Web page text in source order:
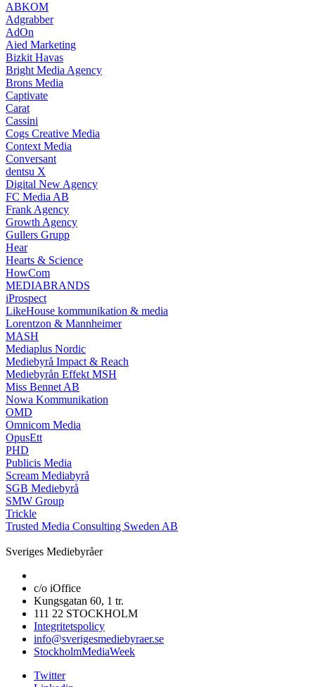
ABKOM
Adgrabber
AdOn
Aied Marketing
Bizkit Havas
Bright Media Agency
Brons Media
Captivate
Carat
Cassini
Cogs Creative Media
Context Media
Conversant
dentsu X
Digital New Agency
FC Media AB
Frank Agency
Growth Agency
Gullers Grupp
Hear
Hearts & Science
HowCom
MEDIABRANDS
iProspect
LikeHouse kommunikation & media
Lorentzon & Mannheimer
MASH
Mediaplus Nordic
Mediebyrå Impact & Reach
Mediebyrån Effekt MSH
Miss Bennet AB
Nowa Kommunikation
OMD
Omnicom Media
OpusEtt
PHD
Publicis Media
Scream Mediabyrå
SGB Mediebyrå
SMW Group
Trickle
Trusted Media Consulting Sweden AB
Sveriges Mediebyråer
c/o iOffice
Kungsgatan 60, 1 tr.
111 22 STOCKHOLM
Integritetspolicy
info@sverigesmediebyraer.se
StockholmMediaWeek
Twitter